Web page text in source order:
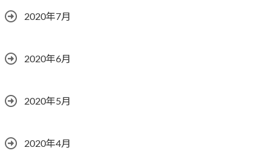
2020年7月
2020年6月
2020年5月
2020年4月